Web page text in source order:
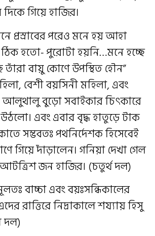
গিয়ে হাজির।
প্রস্রাবের পরেও মনে হয় আহা
হতো- পুরোটা হয়নি…মনে হচ্ছে
বায়ু কোণে উপস্থিত হৌন”
বেশী বয়সিনী মহিলা, এবং
বুড়ো সবাইকার চিৎকারে
এবং এবার বৃদ্ধ হাতুড়ে টাক
সম্ভবতঃ পথনির্দেশক হিসেবেই
গিয়ে দাঁড়ালেন। গনিয়া দেখা গেল
জন হাজির। (চতুর্থ দল)
বাচ্চা এবং বয়ঃসন্ধিকালের
রাত্তিরে নিদ্রাকালে শয‍্যায় হিসু
দল)